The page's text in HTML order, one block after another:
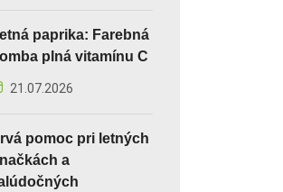
paprika: Farebná
plná vitamínu C
21.07.2026
pomoc pri letných
a